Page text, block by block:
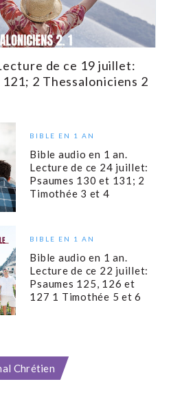
de ce 19 juillet:
2 Thessaloniciens 2
BIBLE EN 1 AN
Bible audio en 1 an.
Lecture de ce 24 juillet:
Psaumes 130 et 131; 2
Timothée 3 et 4
BIBLE EN 1 AN
Bible audio en 1 an.
Lecture de ce 22 juillet:
Psaumes 125, 126 et
127 1 Timothée 5 et 6
Chrétien